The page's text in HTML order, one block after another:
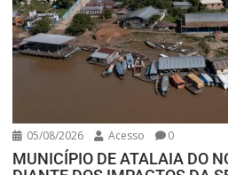
05/08/2026 Acesso 0
MUNICÍPIO DE ATALAIA DO